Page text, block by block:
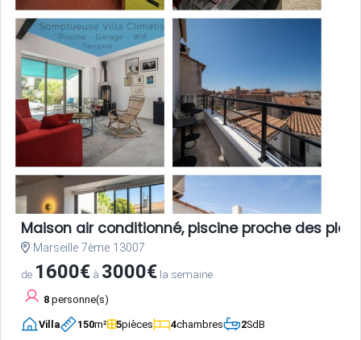
Maison air conditionné, piscine proche des
Marseille 7ème 13007
de 1600€ à 3000€ la semaine
8 personne(s)
Villa 150m² 5pièces 4chambres 2SdB